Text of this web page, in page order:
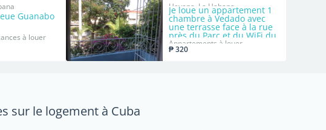
Guanabo
à louer
Havana, La Habana
Je loue un appartement 1
chambre à Vedado avec
une terrasse face à la rue
près du Parc et du WiFi du
14 et 15, près du 23 et 12
et Linea. Temps indéfini.
Appartements à louer
₱ 320
sur le logement à Cuba